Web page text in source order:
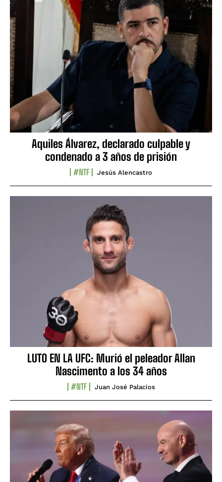
Aquiles Álvarez, declarado culpable y
condenado a 3 años de prisión
#NTF Jesús Alencastro
LUTO EN LA UFC: Murió el peleador Allan
Nascimento a los 34 años
#NTF Juan José Palacios